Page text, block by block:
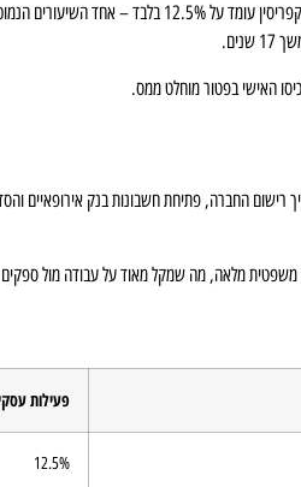
הסיבה הראשונה והבולטת ביותר לכך שקפריסין הפכה למוקד עסקי
האישי בפטור מוחלט ממס.
החברה, פתיחת חשבונות בנק אירופאיים
פעילות
12.5%